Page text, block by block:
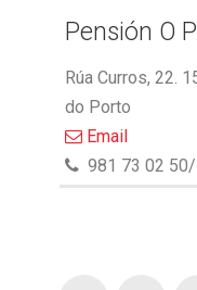
Pensión O
Rúa Curros, 22.
do Porto
Email
981 73 02